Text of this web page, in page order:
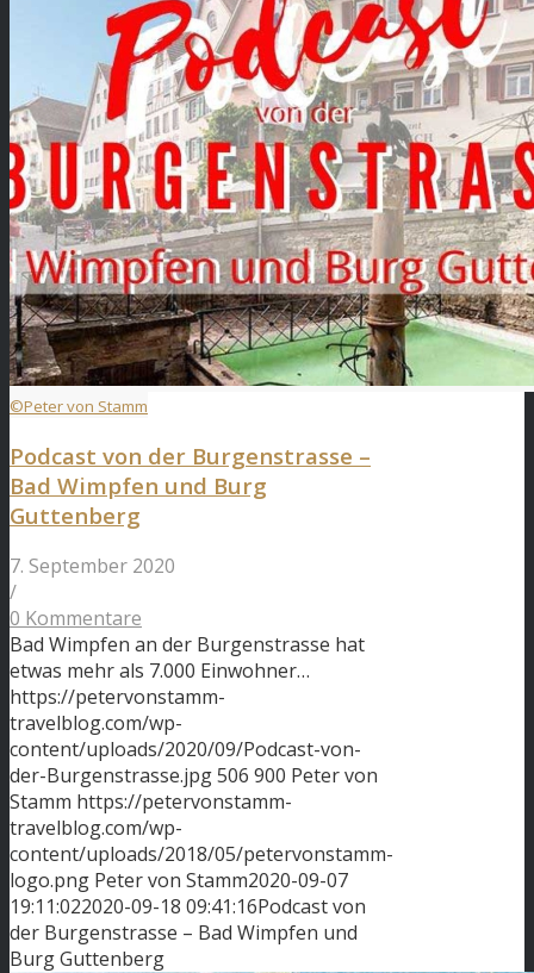
©Peter von Stamm
Podcast von der Burgenstrasse –
Bad Wimpfen und Burg
Guttenberg
7. September 2020
/
0 Kommentare
Bad Wimpfen an der Burgenstrasse hat
etwas mehr als 7.000 Einwohner…
https://petervonstamm-
travelblog.com/wp-
content/uploads/2020/09/Podcast-von-
der-Burgenstrasse.jpg506 900 Peter von
Stamm https://petervonstamm-
travelblog.com/wp-
content/uploads/2018/05/petervonstamm-
logo.png Peter von Stamm2020-09-07
19:11:022020-09-18 09:41:16Podcast von
der Burgenstrasse – Bad Wimpfen und
Burg Guttenberg